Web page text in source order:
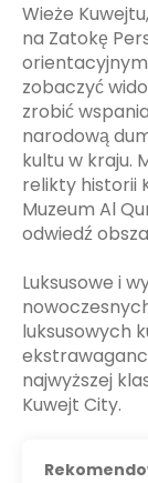
Wieże
na Zatokę
zobaczyć
zrobić
narodową
kultu w kraju.
relikty historii
Muzeum Al
odwiedź
Luksusowe i
luksusowych
najwyższej
Kuwejt City.